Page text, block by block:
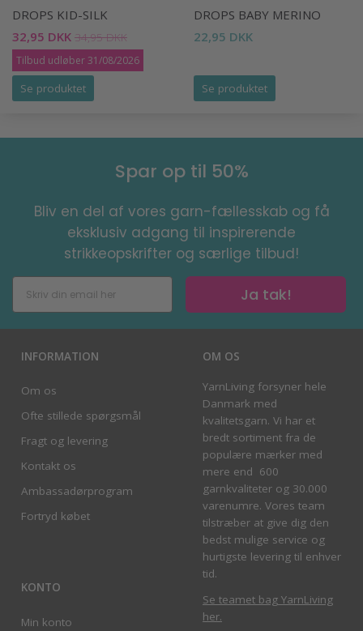
DROPS KID-SILK
32,95 DKK 34,95 DKK
Tilbud udløber 31/08/2026
Se produktet
DROPS BABY MERINO
22,95 DKK
Se produktet
Spar op til 50%
Bliv en del af vores garn-fællesskab og få
eksklusiv adgang til inspirerende
strikkeopskrifter og særlige tilbud!
Ja tak!
INFORMATION
Om os
Ofte stillede spørgsmål
Fragt og levering
Kontakt os
Ambassadørprogram
Fortryd købet
KONTO
Min konto
OM OS
YarnLiving forsyner hele
Danmark med
kvalitetsgarn. Vi har et
bredt sortiment fra de
populære mærker med
mere end 600
garnkvaliteter og 30.000
varenumre. Vores team
tilstræber at give dig den
bedst mulige service og
hurtigste levering til enhver
tid.
Se teamet bag YarnLiving
her.